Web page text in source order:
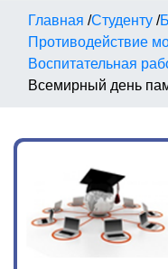
Главная /Студенту /
Противодействие
Воспитательная
Всемирный день